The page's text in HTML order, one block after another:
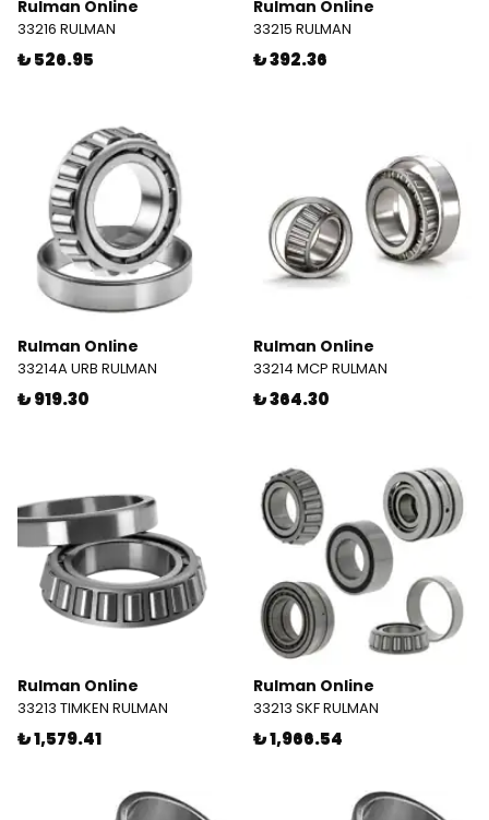
Rulman Online
33216 RULMAN
₺ 526.95
Rulman Online
33215 RULMAN
₺ 392.36
Rulman Online
33214A URB RULMAN
₺ 919.30
Rulman Online
33214 MCP RULMAN
₺ 364.30
Rulman Online
33213 TIMKEN RULMAN
₺ 1,579.41
Rulman Online
33213 SKF RULMAN
₺ 1,966.54